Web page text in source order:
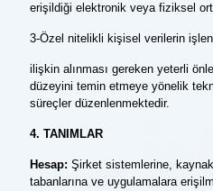
erişildiği elektronik veya fiziksel
3-Özel nitelikli kişisel verilerin
ilişkin alınması gereken yeterli
düzeyini temin etmeye yönelik
süreçler düzenlenmektedir.
4. TANIMLAR
Hesap: Şirket sistemlerine,
tabanlarına ve uygulamalara